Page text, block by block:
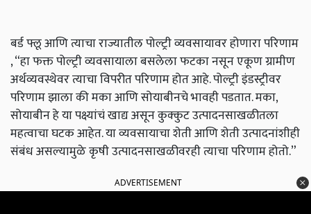
बर्ड फ्लू आणि त्याचा राज्यातील पोल्ट्री व्यवसायावर होणारा परिणाम
, “हा फक्त पोल्ट्री व्यवसायाला बसलेला फटका नसून एकूण ग्रामीण
अर्थव्यवस्थेवर त्याचा विपरीत परिणाम होत आहे. पोल्ट्री इंडस्ट्रीवर
परिणाम झाला की मका आणि सोयाबीनचे भावही पडतात. मका,
सोयाबीन हे या पक्ष्यांचं खाद्य असून कुक्कुट उत्पादनसाखळीतला
महत्वाचा घटक आहेत. या व्यवसायाचा शेती आणि शेती उत्पादनांशीही
संबंध असल्यामुळे कृषी उत्पादनसाखळीवरही त्याचा परिणाम होतो.”
ADVERTISEMENT